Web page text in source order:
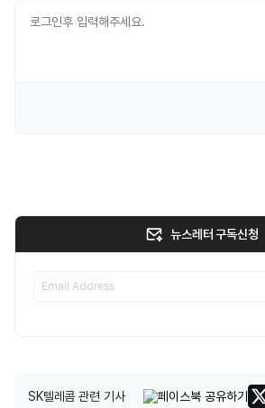
뉴스레터 구독신청
SK텔레콤 관련 기사